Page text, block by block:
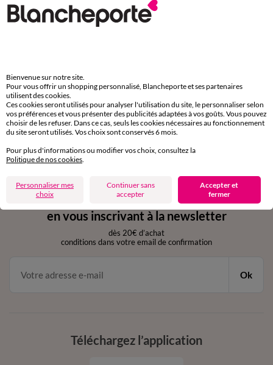
Paiement 100% sécurisé
Payez plus tard ou en plusieurs fois
Retours gratuits
sous 30 jours avec Mondial Relay uniquement
Service clients
de 8h00 à 20h00 du lundi au samedi
11€ Offerts
en vous inscrivant à la newsletter
dès 20€ d’achat
conditions dans votre email de confirmation
Ok
Téléchargez l’application
Bienvenue sur notre site.
Pour vous offrir un shopping personnalisé, Blancheporte et ses partenaires
utilisent des cookies.
Ces cookies seront utilisés pour analyser l'utilisation du site, le personnaliser selon
vos préférences et vous présenter des publicités adaptées à vos goûts. Vous pouvez
choisir de les refuser. Dans ce cas, seuls les cookies nécessaires au fonctionnement
du site seront utilisés. Vos choix sont conservés 6 mois.
Pour plus d'informations ou modifier vos choix, consultez la
Politique de nos cookies
Personnaliser mes
choix
Continuer sans
accepter
Accepter et
fermer